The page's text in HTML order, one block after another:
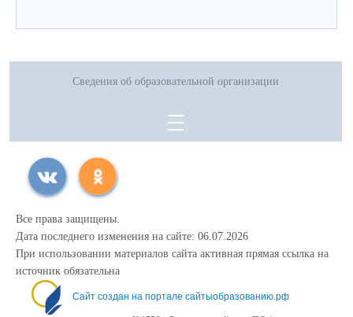
Сведения об образовательной организации
Все права защищены.
Дата последнего изменения на сайте: 06.07.2026
При использовании материалов сайта активная прямая ссылка на
источник обязательна
Сайт создан на портале сайтыобразованию.рф